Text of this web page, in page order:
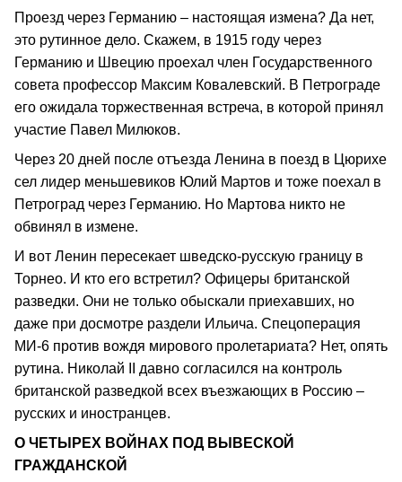
Проезд через Германию – настоящая измена? Да нет,
это рутинное дело. Скажем, в 1915 году через
Германию и Швецию проехал член Государственного
совета профессор Максим Ковалевский. В Петрограде
его ожидала торжественная встреча, в которой принял
участие Павел Милюков.
Через 20 дней после отъезда Ленина в поезд в Цюрихе
сел лидер меньшевиков Юлий Мартов и тоже поехал в
Петроград через Германию. Но Мартова никто не
обвинял в измене.
И вот Ленин пересекает шведско-русскую границу в
Торнео. И кто его встретил? Офицеры британской
разведки. Они не только обыскали приехавших, но
даже при досмотре раздели Ильича. Спецоперация
МИ-6 против вождя мирового пролетариата? Нет, опять
рутина. Николай II давно согласился на контроль
британской разведкой всех въезжающих в Россию –
русских и иностранцев.
О ЧЕТЫРЕХ ВОЙНАХ ПОД ВЫВЕСКОЙ
ГРАЖДАНСКОЙ